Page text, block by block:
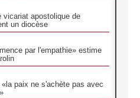
vicariat apostolique de
un diocèse
par l'empathie» estime
«la paix ne s'achète pas avec